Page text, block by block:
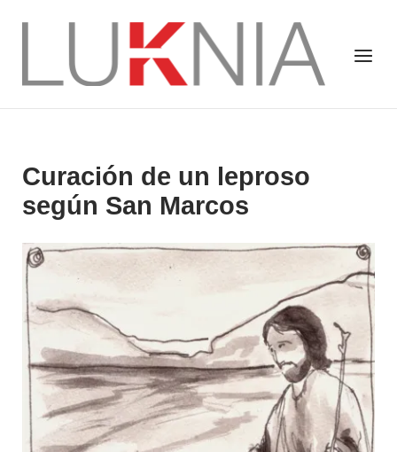
Menú
Curación de un leproso
según San Marcos